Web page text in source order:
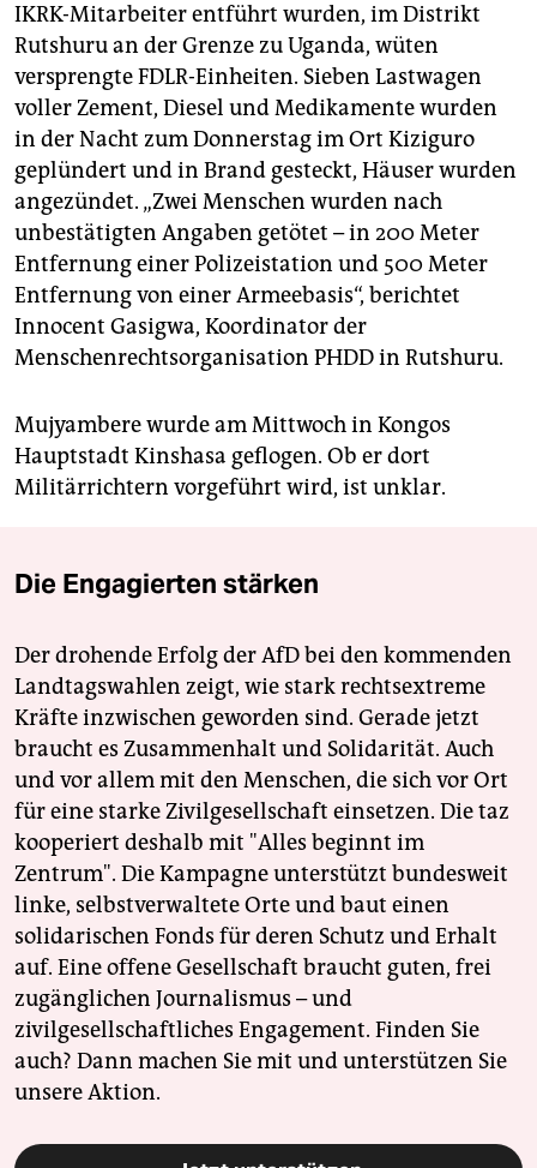
IKRK-Mitarbeiter entführt wurden, im Distrikt
Rutshuru an der Grenze zu Uganda, wüten
versprengte FDLR-Einheiten. Sieben Lastwagen
voller Zement, Diesel und Medikamente wurden
in der Nacht zum Donnerstag im Ort Kiziguro
geplündert und in Brand gesteckt, Häuser wurden
angezündet. „Zwei Menschen wurden nach
unbestätigten Angaben getötet – in 200 Meter
Entfernung einer Polizeistation und 500 Meter
Entfernung von einer Armeebasis“, berichtet
Innocent Gasigwa, Koordinator der
Menschenrechtsorganisation PHDD in Rutshuru.
Mujyambere wurde am Mittwoch in Kongos
Hauptstadt Kinshasa geflogen. Ob er dort
Militärrichtern vorgeführt wird, ist unklar.
Die Engagierten stärken
Der drohende Erfolg der AfD bei den kommenden
Landtagswahlen zeigt, wie stark rechtsextreme
Kräfte inzwischen geworden sind. Gerade jetzt
braucht es Zusammenhalt und Solidarität. Auch
und vor allem mit den Menschen, die sich vor Ort
für eine starke Zivilgesellschaft einsetzen. Die taz
kooperiert deshalb mit "Alles beginnt im
Zentrum". Die Kampagne unterstützt bundesweit
linke, selbstverwaltete Orte und baut einen
solidarischen Fonds für deren Schutz und Erhalt
auf. Eine offene Gesellschaft braucht guten, frei
zugänglichen Journalismus – und
zivilgesellschaftliches Engagement. Finden Sie
auch? Dann machen Sie mit und unterstützen Sie
unsere Aktion.